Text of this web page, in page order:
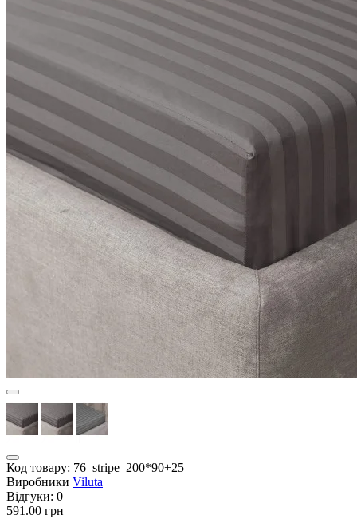
Код товару: 76_stripe_200*90+25
Виробники Viluta
Відгуки: 0
591.00 грн